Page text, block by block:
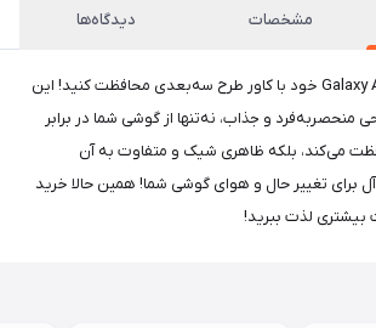
مشخصات دیدگاه‌ها
از گوشی سامسونگ Galaxy A15 خود با کاور طرح سه‌بعدی محافظت کنید! این
منحصر‌به‌فرد و جذاب، نه‌تنها از گوشی شما در برابر
می‌کند، بلکه ظاهری شیک و متفاوت به آن
برای تغییر حال و هوای گوشی شما! همین حالا خرید
بیشتری لذت ببرید!